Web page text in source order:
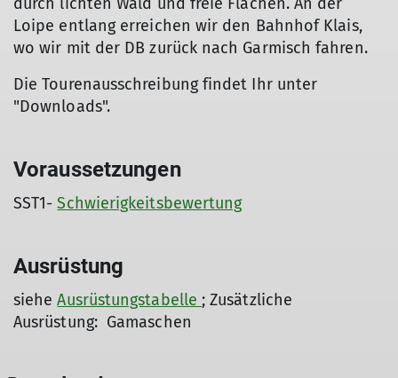
Loipe entlang erreichen wir den Bahnhof Klais,
wo wir mit der DB zurück nach Garmisch fahren.
Die Tourenausschreibung findet Ihr unter
"Downloads".
Voraussetzungen
SST1-Schwierigkeitsbewertung
Ausrüstung
sieheAusrüstungstabelle ; Zusätzliche
Ausrüstung: Gamaschen